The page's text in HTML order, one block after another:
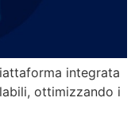
integrata
ottimizzando i